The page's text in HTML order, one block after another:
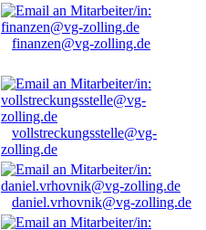
finanzen@vg-zolling.de
vollstreckungsstelle@vg-
zolling.de
daniel.vrhovnik@vg-zolling.de